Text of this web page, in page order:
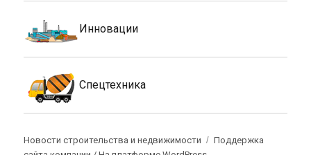
Инновации
Спецтехника
Новости строительства и недвижимости
Поддержка